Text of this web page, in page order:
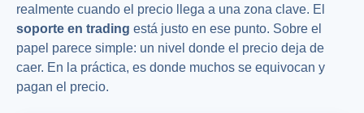
realmente cuando el precio llega a una zona clave. El
soporte en trading está justo en ese punto. Sobre el
papel parece simple: un nivel donde el precio deja de
caer. En la práctica, es donde muchos se equivocan y
pagan el precio.